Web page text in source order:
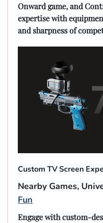
Onward game, and
expertise with
and sharpness of
Custom TV Screen
Nearby Games,
Fun
Engage with custom-